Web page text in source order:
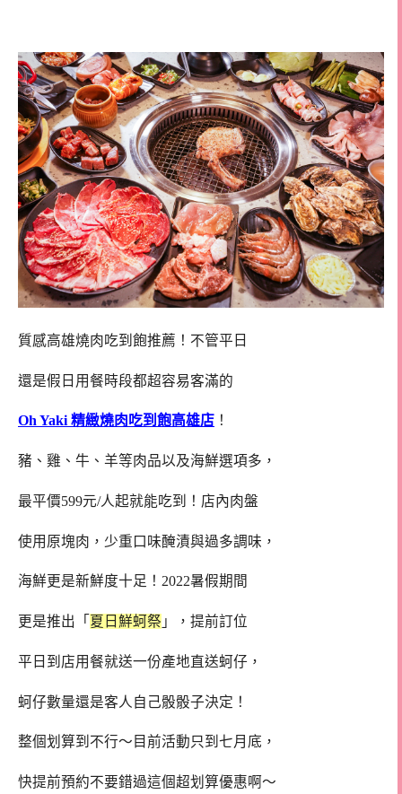
質感高雄燒肉吃到飽推薦！不管平日
還是假日用餐時段都超容易客滿的
Oh Yaki 精緻燒肉吃到飽高雄店 ！
豬、雞、牛、羊等肉品以及海鮮選項多，
最平價599元/人起就能吃到！店內肉盤
使用原塊肉，少重口味醃漬與過多調味，
海鮮更是新鮮度十足！2022暑假期間
更是推出「 夏日鮮蚵祭 」，提前訂位
平日到店用餐就送一份產地直送蚵仔，
蚵仔數量還是客人自己骰骰子決定！
整個划算到不行～目前活動只到七月底，
快提前預約不要錯過這個超划算優惠啊～